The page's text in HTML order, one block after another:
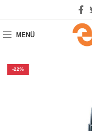
MENÜ
-22%